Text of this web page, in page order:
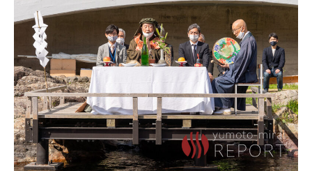
湯
REPORT:
長
門
湯
本
温
泉
に